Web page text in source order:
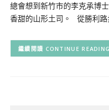
總會想到新竹市的李克承博
香甜的山形土司。 從勝利
CONTINUE READING